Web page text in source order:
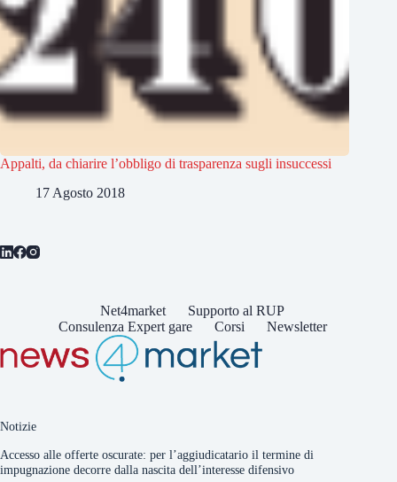
Appalti, da chiarire l’obbligo di trasparenza sugli insuccessi
17 Agosto 2018
Net4market
Supporto al RUP
Consulenza Expert gare
Corsi Newsletter
Notizie
Accesso alle offerte oscurate: per l’aggiudicatario il termine di
impugnazione decorre dalla nascita dell’interesse difensivo